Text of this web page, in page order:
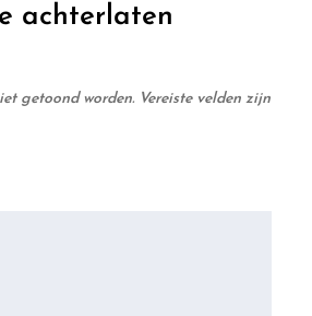
achterlaten
getoond worden. Vereiste velden zijn